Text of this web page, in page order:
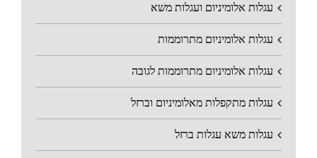
עגלות אלומיניום ועגלות משא
עגלות אלומיניום מתרוממות
עגלות אלומיניום מתרוממות לגובה
עגלות מתקפלות מאלומיניום וברזל
עגלות משא עגלות ברזל